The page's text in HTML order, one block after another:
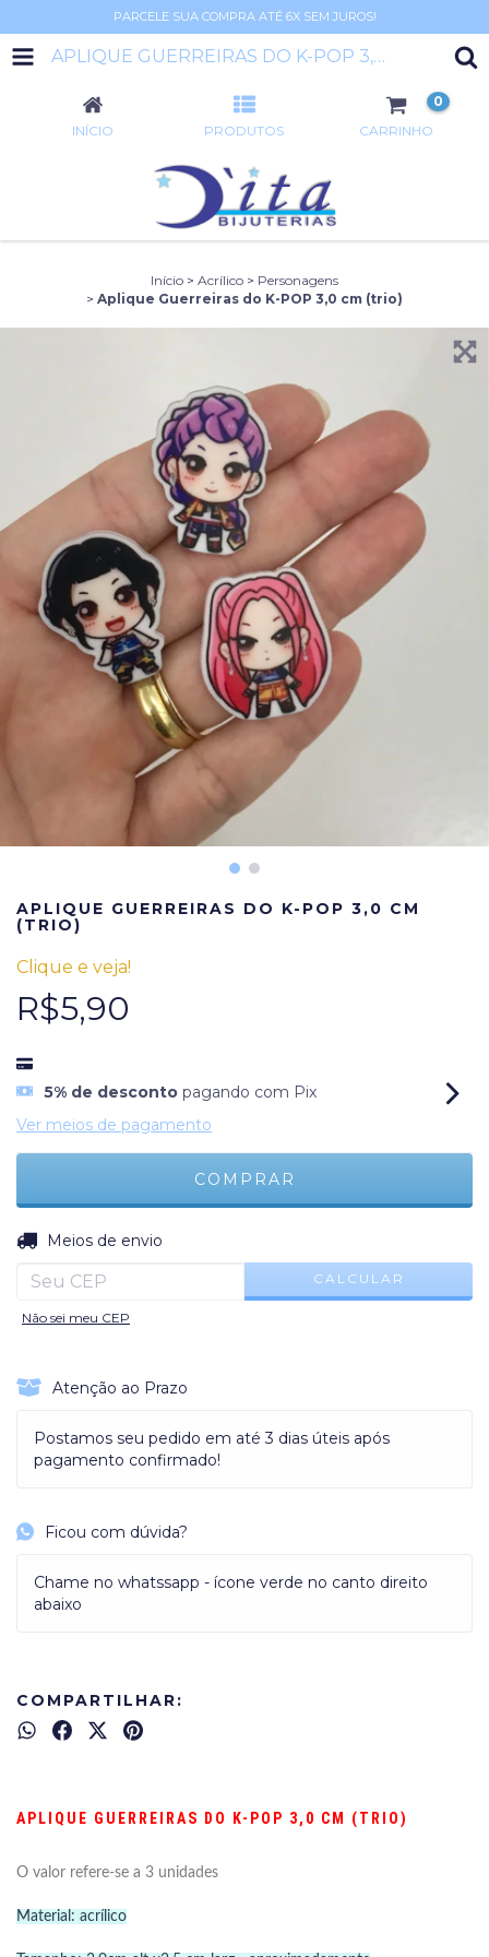
PARCELE SUA COMPRA ATÉ 6X SEM JUROS!
APLIQUE GUERREIRAS DO K-POP 3,0 CM (TRIO)
INÍCIO PRODUTOS CARRINHO
0
Início > Acrílico > Personagens
> Aplique Guerreiras do K-POP 3,0 cm (trio)
APLIQUE GUERREIRAS DO K-POP 3,0 CM
(TRIO)
Clique e veja!
R$5,90
5% de desconto pagando com Pix
Ver meios de pagamento
Entregas para o CEP:
Meios de envio
CALCULAR
Não sei meu CEP
Atenção ao Prazo
Postamos seu pedido em até 3 dias úteis após
pagamento confirmado!
Ficou com dúvida?
Chame no whatssapp - ícone verde no canto direito
abaixo
COMPARTILHAR:
APLIQUE GUERREIRAS DO K-POP 3,0 CM (TRIO)
O valor refere-se a 3 unidades
Material: acrílico